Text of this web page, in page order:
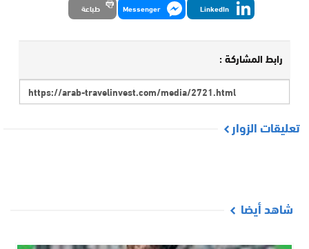
LinkedIn
Messenger طباعة
رابط المشاركة :
تعليقات الزوار
شاهد أيضا